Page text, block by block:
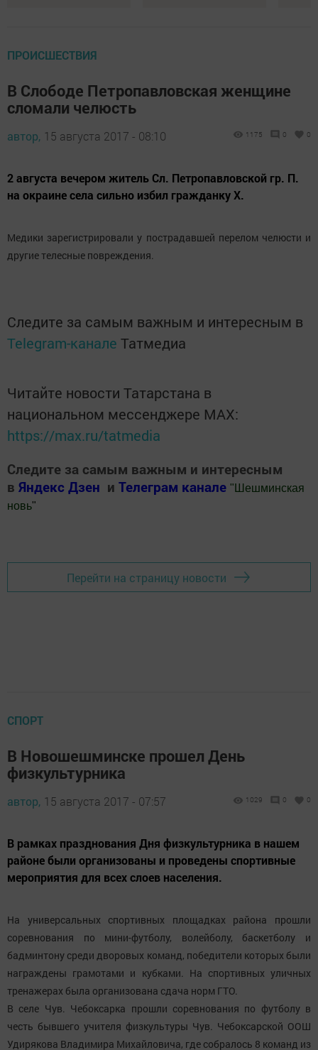
ПРОИСШЕСТВИЯ
В Слободе Петропавловская женщине
сломали челюсть
автор, 15 августа 2017 - 08:10 1175 0 0
2 августа вечером житель Сл. Петропавловской гр. П.
на окраине села сильно избил гражданку Х.
Медики зарегистрировали у пострадавшей перелом челюсти и
другие телесные повреждения.
Следите за самым важным и интересным в
Telegram-канале Татмедиа
Читайте новости Татарстана в
национальном мессенджере MАХ:
https://max.ru/tatmedia
Следите за самым важным и интересным
в Яндекс Дзен и Телеграм канале " Шешминская
новь"
Перейти на страницу новости
СПОРТ
В Новошешминске прошел День
физкультурника
автор, 15 августа 2017 - 07:57 1029 0 0
В рамках празднования Дня физкультурника в нашем
районе были организованы и проведены спортивные
мероприятия для всех слоев населения.
На универсальных спортивных площадках района прошли
соревнования по мини-футболу, волейболу, баскетболу и
бадминтону среди дворовых команд, победители которых были
награждены грамотами и кубками. На спортивных уличных
тренажерах была организована сдача норм ГТО.
В селе Чув. Чебоксарка прошли соревнования по футболу в
честь бывшего учителя физкультуры Чув. Чебоксарской ООШ
Удирякова Владимира Михайловича, где собралось 8 команд из